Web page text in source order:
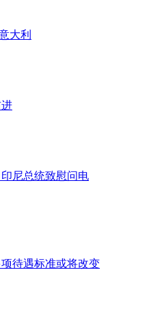
大利
尼总统致慰问电
待遇标准或将改变